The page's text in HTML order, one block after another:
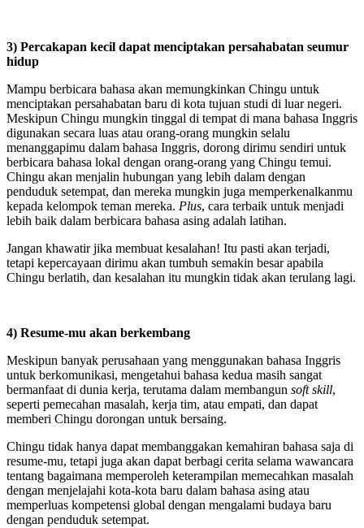
3) Percakapan kecil dapat menciptakan persahabatan seumur
hidup
Mampu berbicara bahasa akan memungkinkan Chingu untuk
menciptakan persahabatan baru di kota tujuan studi di luar negeri.
Meskipun Chingu mungkin tinggal di tempat di mana bahasa Inggris
digunakan secara luas atau orang-orang mungkin selalu
menanggapimu dalam bahasa Inggris, dorong dirimu sendiri untuk
berbicara bahasa lokal dengan orang-orang yang Chingu temui.
Chingu akan menjalin hubungan yang lebih dalam dengan
penduduk setempat, dan mereka mungkin juga memperkenalkanmu
kepada kelompok teman mereka. Plus, cara terbaik untuk menjadi
lebih baik dalam berbicara bahasa asing adalah latihan.
Jangan khawatir jika membuat kesalahan! Itu pasti akan terjadi,
tetapi kepercayaan dirimu akan tumbuh semakin besar apabila
Chingu berlatih, dan kesalahan itu mungkin tidak akan terulang lagi.
4) Resume-mu akan berkembang
Meskipun banyak perusahaan yang menggunakan bahasa Inggris
untuk berkomunikasi, mengetahui bahasa kedua masih sangat
bermanfaat di dunia kerja, terutama dalam membangun soft skill,
seperti pemecahan masalah, kerja tim, atau empati, dan dapat
memberi Chingu dorongan untuk bersaing.
Chingu tidak hanya dapat membanggakan kemahiran bahasa saja di
resume-mu, tetapi juga akan dapat berbagi cerita selama wawancara
tentang bagaimana memperoleh keterampilan memecahkan masalah
dengan menjelajahi kota-kota baru dalam bahasa asing atau
memperluas kompetensi global dengan mengalami budaya baru
dengan penduduk setempat.